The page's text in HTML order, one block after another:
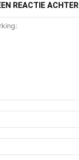
REACTIE ACHTER